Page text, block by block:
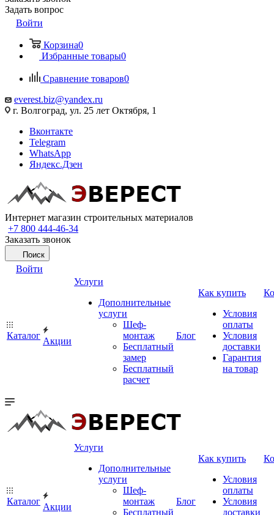
Задать вопрос
Войти
Корзина0
Избранные товары0
Сравнение товаров0
everest.biz@yandex.ru
г. Волгоград, ул. 25 лет Октября, 1
Вконтакте
Telegram
WhatsApp
Яндекс.Дзен
Интернет магазин строительных материалов
+7 800 444-46-34
Заказать звонок
Поиск
Войти
Каталог
Акции
Услуги
Дополнительные
услуги
Шеф-
монтаж
Бесплатный
замер
Бесплатный
расчет
Блог
Как купить
Условия
оплаты
Условия
доставки
Гарантия
на товар
Каталог
Акции
Услуги
Дополнительные
услуги
Шеф-
монтаж
Бесплатный
Блог
Как купить
Условия
оплаты
Условия
доставки